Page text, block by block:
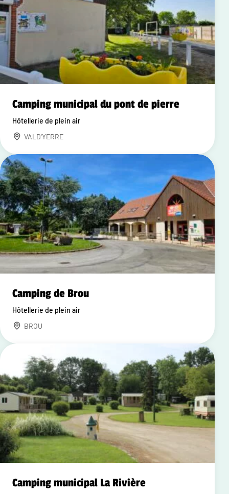
Camping municipal du pont de pierre
Hôtellerie de plein air
VALD'YERRE
Camping de Brou
Hôtellerie de plein air
BROU
Camping municipal La Rivière